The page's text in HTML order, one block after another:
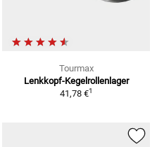
Tourmax
Lenkkopf-Kegelrollenlager
41,78 €1